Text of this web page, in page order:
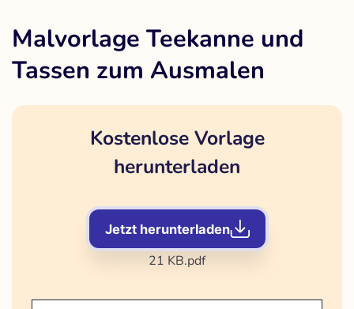
Malvorlage Teekanne und
Tassen zum Ausmalen
Kostenlose Vorlage
herunterladen
Jetzt herunterladen
21 KB.pdf